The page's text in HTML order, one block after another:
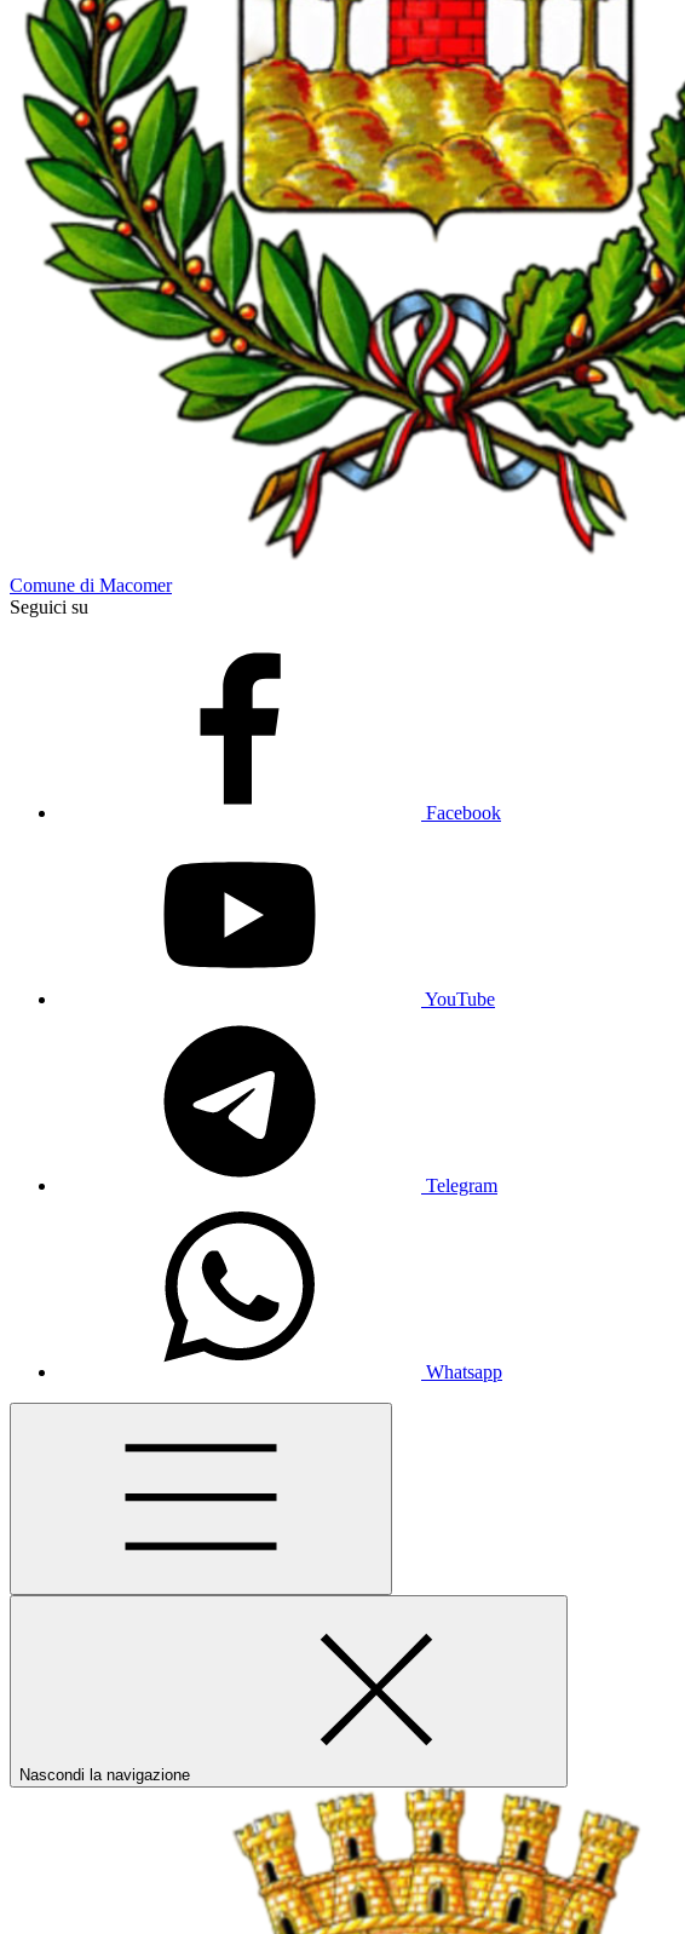
Comune di Macomer
Seguici su
Facebook
YouTube
Telegram
Whatsapp
Nascondi la navigazione